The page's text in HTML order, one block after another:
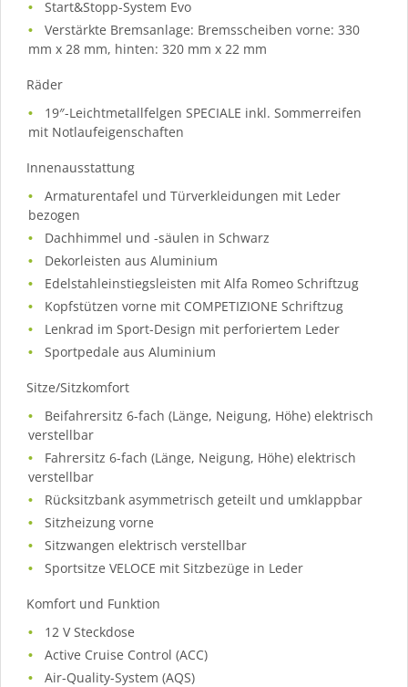
Start&Stopp-System Evo
Verstärkte Bremsanlage: Bremsscheiben vorne: 330
mm x 28 mm, hinten: 320 mm x 22 mm
Räder
19″-Leichtmetallfelgen SPECIALE inkl. Sommerreifen
mit Notlaufeigenschaften
Innenausstattung
Armaturentafel und Türverkleidungen mit Leder
bezogen
Dachhimmel und -säulen in Schwarz
Dekorleisten aus Aluminium
Edelstahleinstiegsleisten mit Alfa Romeo Schriftzug
Kopfstützen vorne mit COMPETIZIONE Schriftzug
Lenkrad im Sport-Design mit perforiertem Leder
Sportpedale aus Aluminium
Sitze/Sitzkomfort
Beifahrersitz 6-fach (Länge, Neigung, Höhe) elektrisch
verstellbar
Fahrersitz 6-fach (Länge, Neigung, Höhe) elektrisch
verstellbar
Rücksitzbank asymmetrisch geteilt und umklappbar
Sitzheizung vorne
Sitzwangen elektrisch verstellbar
Sportsitze VELOCE mit Sitzbezüge in Leder
Komfort und Funktion
12 V Steckdose
Active Cruise Control (ACC)
Air-Quality-System (AQS)